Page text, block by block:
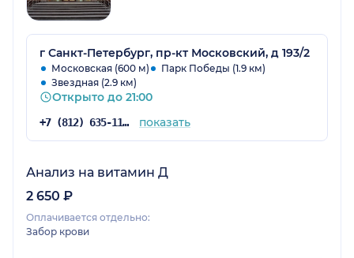
г Санкт-Петербург, пр-кт Московский, д 193/2
Московская (600 м)
Парк Победы (1.9 км)
Звездная (2.9 км)
Открыто до 21:00
+7 (812) 635-11-79 показать
Анализ на витамин Д
2 650 ₽
Оплачивается отдельно:
Забор крови